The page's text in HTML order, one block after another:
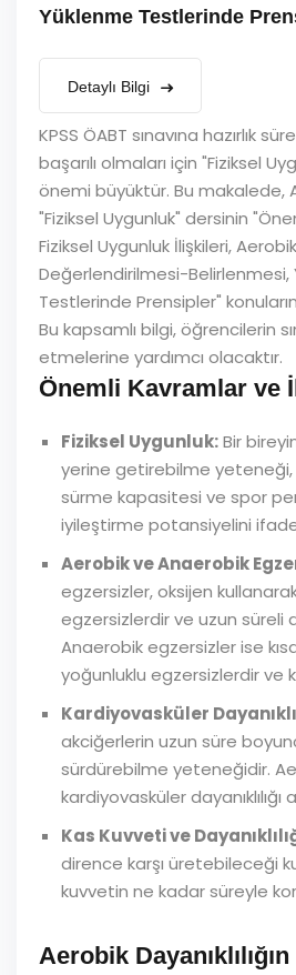
Yüklenme Testlerinde
Detaylı Bilgi
KPSS ÖABT sınavına hazırlık
başarılı olmaları için "Fiziksel
önemi büyüktür. Bu makalede,
"Fiziksel Uygunluk" dersinin
Fiziksel Uygunluk İlişkileri, Aerobik
Değerlendirilmesi-Belirlenmesi,
Testlerinde Prensipler"
Bu kapsamlı bilgi, öğrencilerin
etmelerine yardımcı olacaktır.
Önemli Kavramlar ve
Fiziksel Uygunluk:Bir
yerine getirebilme yeteneği,
sürme kapasitesi ve spor
iyileştirme potansiyelini
Aerobik ve Anaerobik
egzersizler, oksijen
egzersizlerdir ve uzun süreli
Anaerobik egzersizler ise
yoğunluklu egzersizlerdir ve
Kardiyovasküler
akciğerlerin uzun süre
sürdürebilme yeteneğidir.
kardiyovasküler dayanıklılığı
Kas Kuvveti ve
dirence karşı üretebileceği
kuvvetin ne kadar süreyle
Aerobik Dayanıklılığın